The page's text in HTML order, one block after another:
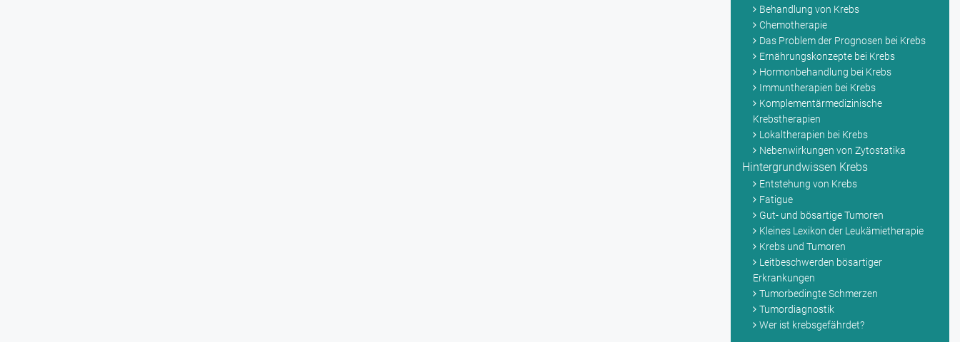
Behandlung von Krebs
Chemotherapie
Das Problem der Prognosen bei Krebs
Ernährungskonzepte bei Krebs
Hormonbehandlung bei Krebs
Immuntherapien bei Krebs
Komplementärmedizinische
Krebstherapien
Lokaltherapien bei Krebs
Nebenwirkungen von Zytostatika
Hintergrundwissen Krebs
Entstehung von Krebs
Fatigue
Gut- und bösartige Tumoren
Kleines Lexikon der Leukämietherapie
Krebs und Tumoren
Leitbeschwerden bösartiger
Erkrankungen
Tumorbedingte Schmerzen
Tumordiagnostik
Wer ist krebsgefährdet?